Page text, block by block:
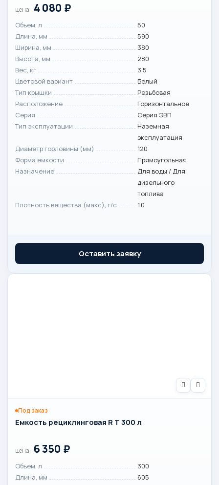
цена 4 080 ₽
Объем, л
50
Длина, мм
590
Ширина, мм
380
Высота, мм
280
Вес, кг
3.5
Цветовой вариант
Белый
Тип крышки
Резьбовая
Расположение
Горизонтальное
Серия
Серия ЭВП
Тип эксплуатации
Наземная
эксплуатация
Диаметр горловины (мм)
120
Форма емкости
Прямоугольная
Назначение
Для воды / Для
дизельного
топлива
Плотность вещества (макс), г/с
1.0
Оставить заявку
Под заказ
Емкость рециклинговая R T 300 л
цена 6 350 ₽
Объем, л
300
Длина, мм
605